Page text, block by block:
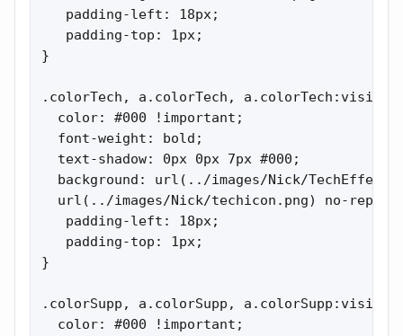
   padding-left: 18px;
   padding-top: 1px;
}
.colorTech, a.colorTech,
  color: #000 !important;
  font-weight: bold;
  text-shadow: 0px 0px 7px #000;
background: url(../images/Nick/
url(../images/Nick/techicon.png) no-
   padding-left: 18px;
   padding-top: 1px;
}
.colorSupp, a.colorSupp,
  color: #000 !important;